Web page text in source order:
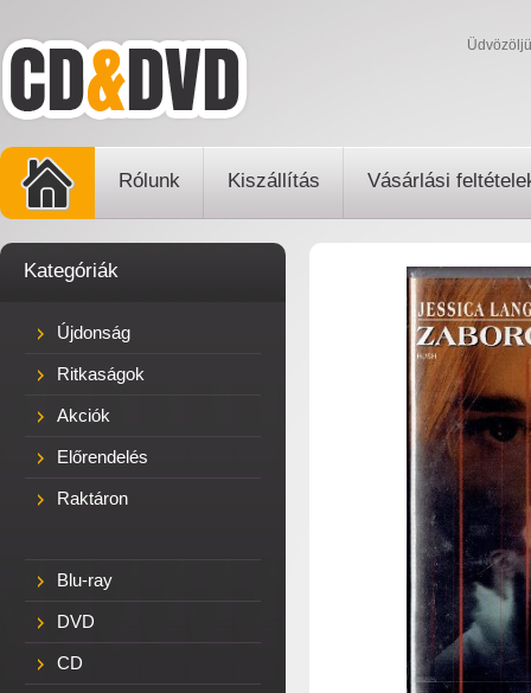
Rólunk Kiszállítás Vásárlási
Kategóriák
Újdonság
Ritkaságok
Akciók
Előrendelés
Raktáron
Blu-ray
DVD
CD